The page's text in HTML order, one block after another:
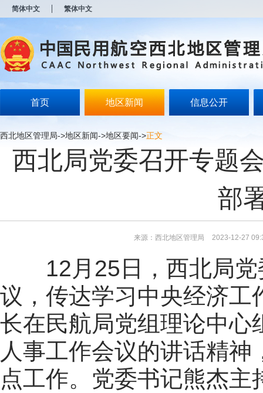
简体中文 繁体中文
首页 地区新闻 信息公开
西北地区管理局->地区新闻->地区要闻->正文
西北局党委召开专题
部
来源：西北地区管理局 2023-12-27
12月25日，西北局党
议，传达学习中央经济工
长在民航局党组理论中心
人事工作会议的讲话精
点工作。党委书记熊杰
开
无
障
说
按
Alt